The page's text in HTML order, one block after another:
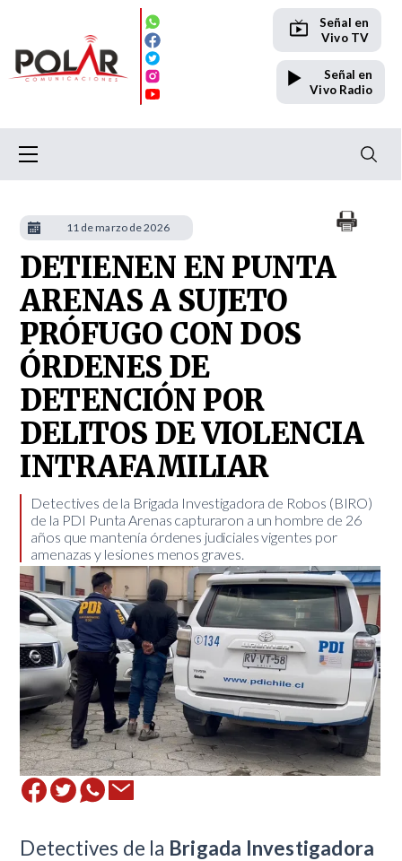
Señal en
Vivo TV
Señal en
Vivo Radio
DETIENEN EN PUNTA
ARENAS A SUJETO
PRÓFUGO CON DOS
ÓRDENES DE
DETENCIÓN POR
DELITOS DE VIOLENCIA
INTRAFAMILIAR
​Detectives de la Brigada Investigadora de Robos (BIRO)
de la PDI Punta Arenas capturaron a un hombre de 26
años que mantenía órdenes judiciales vigentes por
amenazas y lesiones menos graves.
Detectives de la Brigada Investigadora
11 de marzo de 2026